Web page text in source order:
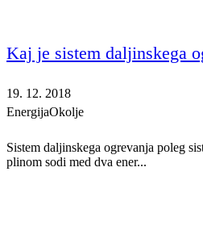
Kaj je sistem daljinskega
19. 12. 2018
EnergijaOkolje
Sistem daljinskega ogrevanja poleg
plinom sodi med dva ener...